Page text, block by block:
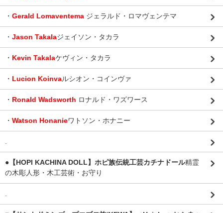
・ Gerald Lomaventema ジェラルド・ロマヴェンテマ
・ Jason Takalaジェイソン・タカラ
・ Kevin Takalaケヴィン・タカラ
・ Lucion Koinvaルシオン・コインヴァ
・ Ronald Wadsworth ロナルド・ワズワース
・ Watson Honanieワトソン・ホナニー
.
●【HOPI KACHINA DOLL】ホピ族伝統工芸カチナドール精霊
の木彫人形・木工芸術・お守り
.